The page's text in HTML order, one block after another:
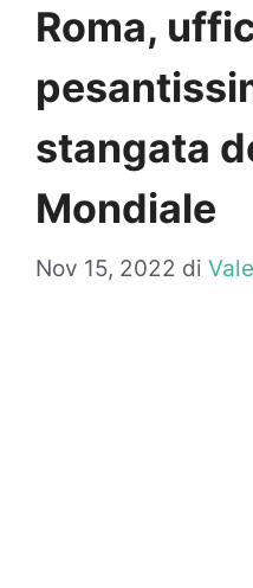
Roma,
stangata
Mondiale
Nov 15, 2022 di